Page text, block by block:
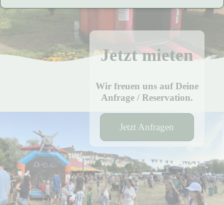
Startseite
Hüpfburgen
Eventartikel
Attraktionen
Über uns
Kontakt
Jetzt mieten
Wir freuen uns auf Deine
Anfrage / Reservation.
Jetzt Anfragen